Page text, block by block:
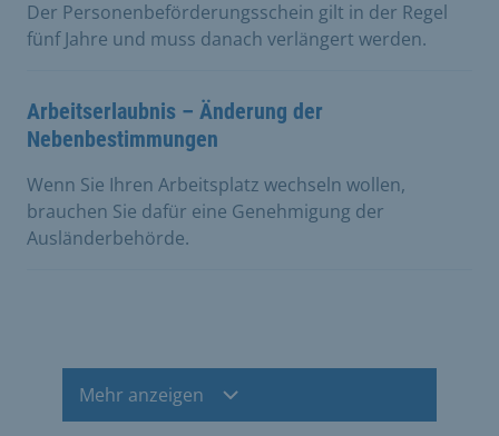
Der Personenbeförderungsschein gilt in der Regel
fünf Jahre und muss danach verlängert werden.
Arbeitserlaubnis – Änderung der
Nebenbestimmungen
Wenn Sie Ihren Arbeitsplatz wechseln wollen,
brauchen Sie dafür eine Genehmigung der
Ausländerbehörde.
Mehr anzeigen